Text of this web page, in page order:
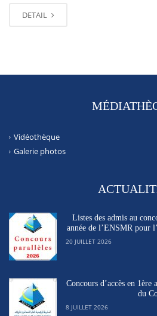
DETAIL
Vidéothèque
Galerie photos
Listes des admis au
année de l’ENSMR pour
20 JUILLET 2026
Concours d’accès en
du
8 JUILLET 2026